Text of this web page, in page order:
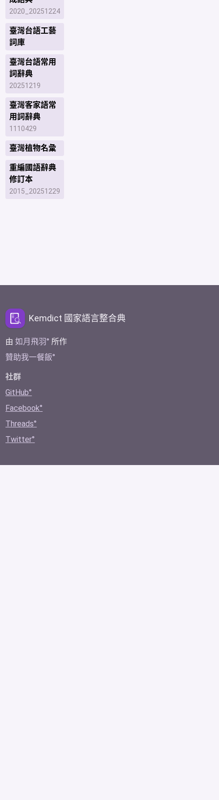
2020_20251224
臺灣台語工藝
詞庫
臺灣台語常用
詞辭典
20251219
臺灣客家語常
用詞辭典
1110429
臺灣植物名彙
重編國語辭典
修訂本
2015_20251229
Kemdict 國家語言整合典
由如月飛羽 所作
贊助我一餐飯
社群
GitHub
Facebook
Threads
Twitter